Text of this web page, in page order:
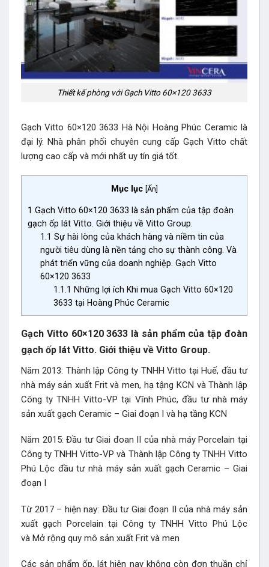
Thiết kế phòng với Gạch Vitto 60×120 3633
Gạch Vitto 60×120 3633 Hà Nội Hoàng Phúc Ceramic là
đại lý. Nhà phân phối chuyên cung cấp Gạch Vitto chất
lượng cao cấp và mới nhất uy tín giá tốt.
Mục lục Ẩn
1 Gạch Vitto 60×120 3633 là sản phẩm của tập đoàn
gạch ốp lát Vitto. Giới thiệu về Vitto Group.
1.1 Sự hài lòng của khách hàng và niềm tin của
người tiêu dùng là nền tảng cho sự thành công. Và
phát triển vững của doanh nghiệp. Gạch Vitto
60×120 3633
1.1.1 Những lợi ích Khi mua Gạch Vitto 60×120
3633 tại Hoàng Phúc Ceramic
Gạch Vitto 60×120 3633 là sản phẩm của tập đoàn
gạch ốp lát Vitto. Giới thiệu về Vitto Group.
Năm 2013: Thành lập Công ty TNHH Vitto tại Huế, đầu tư
nhà máy sản xuất Frit và men, hạ tậng KCN và Thành lập
Công ty TNHH Vitto-VP tại Vĩnh Phúc, đầu tư nhà máy
sản xuất gạch Ceramic – Giai đoạn I và hạ tầng KCN
Năm 2015: Đầu tư Giai đoan II của nhà máy Porcelain tại
Công ty TNHH Vitto-VP và Thành lập Công ty TNHH Vitto
Phú Lộc đầu tư nhà máy sản xuất gạch Ceramic – Giai
đoạn I
Từ 2017 – hiện nay: Đầu tư Giai đoạn II của nhà máy sản
xuất gạch Porcelain tại Công ty TNHH Vitto Phú Lộc
và Mở rộng quy mô sản xuất Frit và men
Các sản phẩm ốp, lát hiện nay không còn đơn thuần chỉ